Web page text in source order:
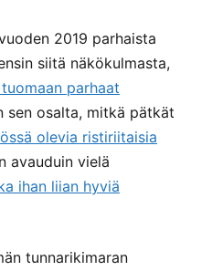
2019 parhaista
siitä näkökulmasta,
parhaat
sen osalta, mitkä pätkät
olevia ristiriitaisia
avauduin vielä
ihan liian hyviä
tunnarikimaran